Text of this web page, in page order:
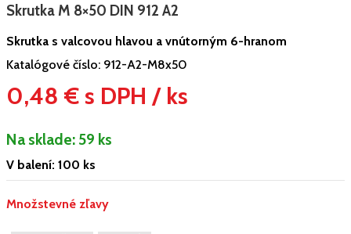
Skrutka M 8×50 DIN 912 A2
Skrutka s valcovou hlavou a vnútorným 6-hranom
Katalógové číslo: 912-A2-M8x50
0,48 € s DPH / ks
Na sklade: 59 ks
V balení: 100 ks
Množstevné zľavy